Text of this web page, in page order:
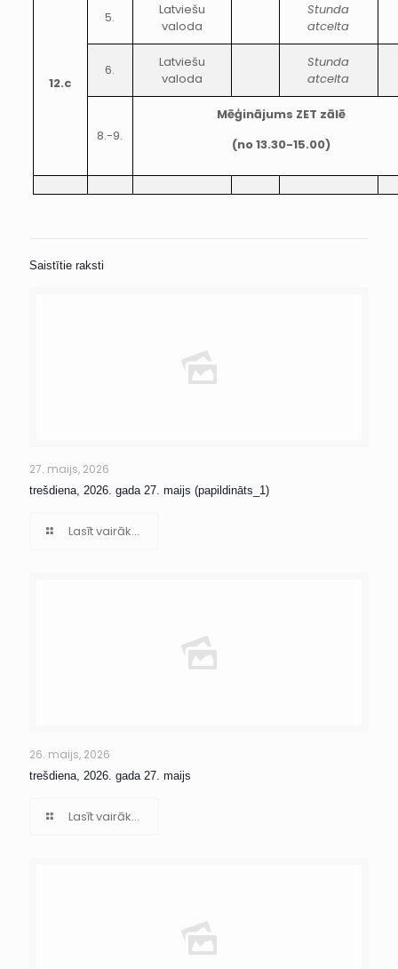
12.c
5.
Latviešu
valoda
Stunda
atcelta
6.
Latviešu
valoda
Stunda
atcelta
8.-9.
Mēģinājums ZET zālē
(no 13.30-15.00)
Saistītie raksti
27. maijs, 2026
trešdiena, 2026. gada 27. maijs (papildināts_1)
Lasīt vairāk...
26. maijs, 2026
trešdiena, 2026. gada 27. maijs
Lasīt vairāk...